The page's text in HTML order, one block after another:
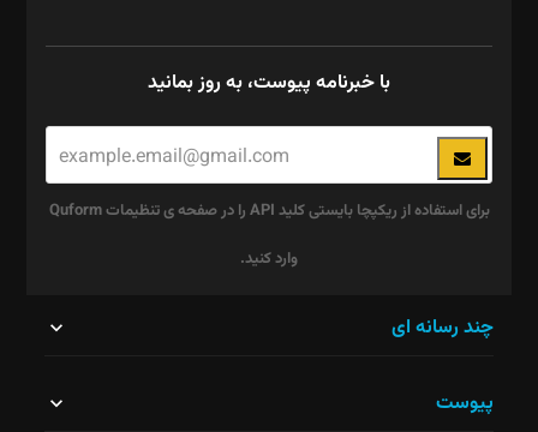
با خبرنامه پیوست، به روز بمانید
برای استفاده از ریکپچا بایستی کلید API را در صفحه ی تنظیمات Quform
وارد کنید.
نباید
چند رسانه ای
پیوست